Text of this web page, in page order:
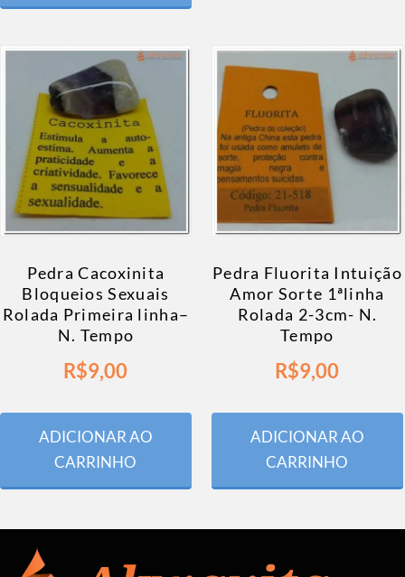
Pedra Cacoxinita
Bloqueios Sexuais
Rolada Primeira linha–
N. Tempo
R$9,00
ADICIONAR AO
CARRINHO
Pedra Fluorita Intuição
Amor Sorte 1ªlinha
Rolada 2-3cm- N.
Tempo
R$9,00
ADICIONAR AO
CARRINHO